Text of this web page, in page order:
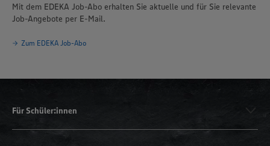
Mit dem EDEKA Job-Abo erhalten Sie aktuelle und für Sie relevante
Job-Angebote per E-Mail.
Zum EDEKA Job-Abo
Für Schüler:innen